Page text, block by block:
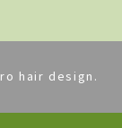
hair design.